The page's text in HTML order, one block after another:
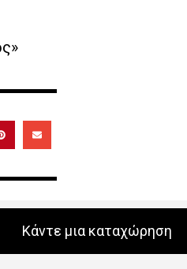
Κάντε μια καταχώρηση